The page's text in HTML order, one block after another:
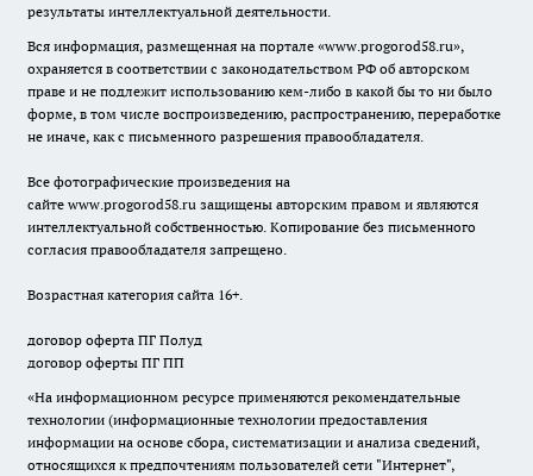
результаты интеллектуальной деятельности.
Вся информация, размещенная на портале «www.progorod58.ru»,
охраняется в соответствии с законодательством РФ об авторском
праве и не подлежит использованию кем-либо в какой бы то ни было
форме, в том числе воспроизведению, распространению, переработке
не иначе, как с письменного разрешения правообладателя.
Все фотографические произведения на
сайте www.progorod58.ru защищены авторским правом и являются
интеллектуальной собственностью. Копирование без письменного
согласия правообладателя запрещено.
Возрастная категория сайта 16+.
договор оферта ПГ Полуд
договор оферты ПГ ПП
«На информационном ресурсе применяются рекомендательные
технологии (информационные технологии предоставления
информации на основе сбора, систематизации и анализа сведений,
относящихся к предпочтениям пользователей сети "Интернет",